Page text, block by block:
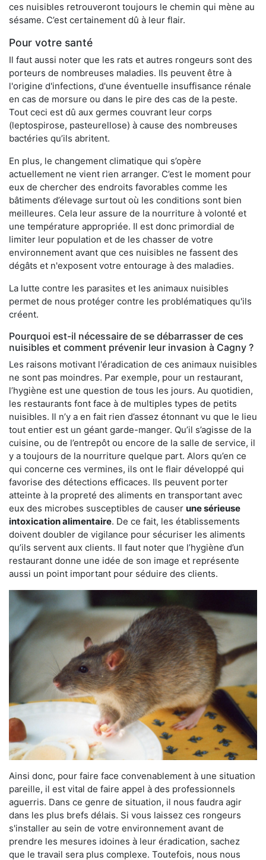
ces nuisibles retrouveront toujours le chemin qui mène au
sésame. C’est certainement dû à leur flair.
Pour votre santé
Il faut aussi noter que les rats et autres rongeurs sont des
porteurs de nombreuses maladies. Ils peuvent être à
l'origine d'infections, d'une éventuelle insuffisance rénale
en cas de morsure ou dans le pire des cas de la peste.
Tout ceci est dû aux germes couvrant leur corps
(leptospirose, pasteurellose) à cause des nombreuses
bactéries qu’ils abritent.
En plus, le changement climatique qui s’opère
actuellement ne vient rien arranger. C’est le moment pour
eux de chercher des endroits favorables comme les
bâtiments d’élevage surtout où les conditions sont bien
meilleures. Cela leur assure de la nourriture à volonté et
une température appropriée. Il est donc primordial de
limiter leur population et de les chasser de votre
environnement avant que ces nuisibles ne fassent des
dégâts et n'exposent votre entourage à des maladies.
La lutte contre les parasites et les animaux nuisibles
permet de nous protéger contre les problématiques qu'ils
créent.
Pourquoi est-il nécessaire de se débarrasser de ces
nuisibles et comment prévenir leur invasion à Cagny ?
Les raisons motivant l'éradication de ces animaux nuisibles
ne sont pas moindres. Par exemple, pour un restaurant,
l’hygiène est une question de tous les jours. Au quotidien,
les restaurants font face à de multiples types de petits
nuisibles. Il n’y a en fait rien d’assez étonnant vu que le lieu
tout entier est un géant garde-manger. Qu’il s’agisse de la
cuisine, ou de l’entrepôt ou encore de la salle de service, il
y a toujours de la nourriture quelque part. Alors qu’en ce
qui concerne ces vermines, ils ont le flair développé qui
favorise des détections efficaces. Ils peuvent porter
atteinte à la propreté des aliments en transportant avec
eux des microbes susceptibles de causer une sérieuse
intoxication alimentaire. De ce fait, les établissements
doivent doubler de vigilance pour sécuriser les aliments
qu’ils servent aux clients. Il faut noter que l’hygiène d’un
restaurant donne une idée de son image et représente
aussi un point important pour séduire des clients.
Ainsi donc, pour faire face convenablement à une situation
pareille, il est vital de faire appel à des professionnels
aguerris. Dans ce genre de situation, il nous faudra agir
dans les plus brefs délais. Si vous laissez ces rongeurs
s'installer au sein de votre environnement avant de
prendre les mesures idoines à leur éradication, sachez
que le travail sera plus complexe. Toutefois, nous nous